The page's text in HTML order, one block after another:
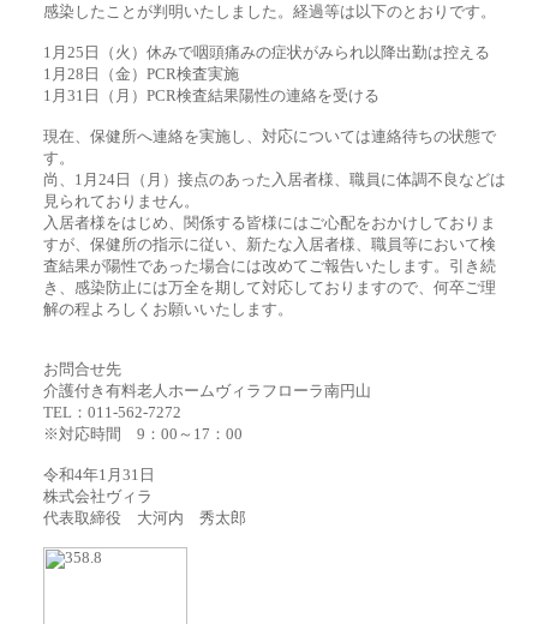
感染したことが判明いたしました。経過等は以下のとおりです。
1月25日（火）休みで咽頭痛みの症状がみられ以降出勤は控える
1月28日（金）PCR検査実施
1月31日（月）PCR検査結果陽性の連絡を受ける
現在、保健所へ連絡を実施し、対応については連絡待ちの状態で
す。
尚、1月24日（月）接点のあった入居者様、職員に体調不良などは
見られておりません。
入居者様をはじめ、関係する皆様にはご心配をおかけしておりま
すが、保健所の指示に従い、新たな入居者様、職員等において検
査結果が陽性であった場合には改めてご報告いたします。引き続
き、感染防止には万全を期して対応しておりますので、何卒ご理
解の程よろしくお願いいたします。
お問合せ先
介護付き有料老人ホームヴィラフローラ南円山
TEL：011-562-7272
※対応時間 9：00～17：00
令和4年1月31日
株式会社ヴィラ
代表取締役 大河内 秀太郎